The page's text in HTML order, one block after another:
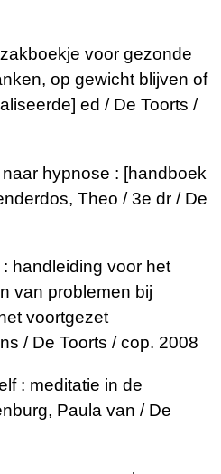
voor gezonde
op gewicht blijven of
ed / De Toorts /
hypnose : [handboek
Theo / 3e dr / De
handleiding voor het
van problemen bij
voortgezet
/ De Toorts / cop. 2008
: meditatie in de
Paula van / De